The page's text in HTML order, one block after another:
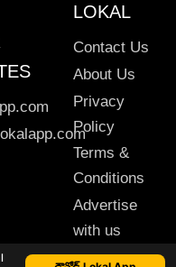
LOKAL
Contact Us
About Us
Privacy
Policy
Terms &
Conditions
Advertise
with us
Sitemap